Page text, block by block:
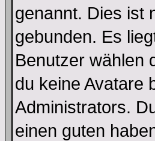
genannt. Dies ist
gebunden. Es
Benutzer wählen
du keine Avatare
Administrators.
einen guten